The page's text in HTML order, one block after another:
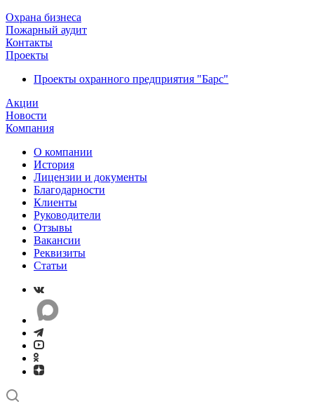
Охрана бизнеса
Пожарный аудит
Контакты
Проекты
Проекты охранного предприятия "Барс"
Акции
Новости
Компания
О компании
История
Лицензии и документы
Благодарности
Клиенты
Руководители
Отзывы
Вакансии
Реквизиты
Статьи